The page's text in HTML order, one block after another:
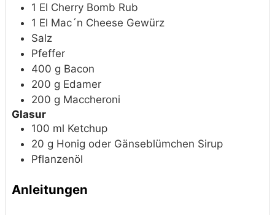
1 El Cherry Bomb Rub
1 El Mac´n Cheese Gewürz
Salz
Pfeffer
400 g Bacon
200 g Edamer
200 g Maccheroni
Glasur
100 ml Ketchup
20 g Honig oder Gänseblümchen Sirup
Pflanzenöl
Anleitungen